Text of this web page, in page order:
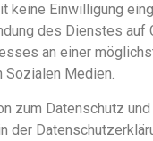
keine Einwilligung
des Dienstes auf
an einer
Sozialen Medien.
zum Datenschutz und
der